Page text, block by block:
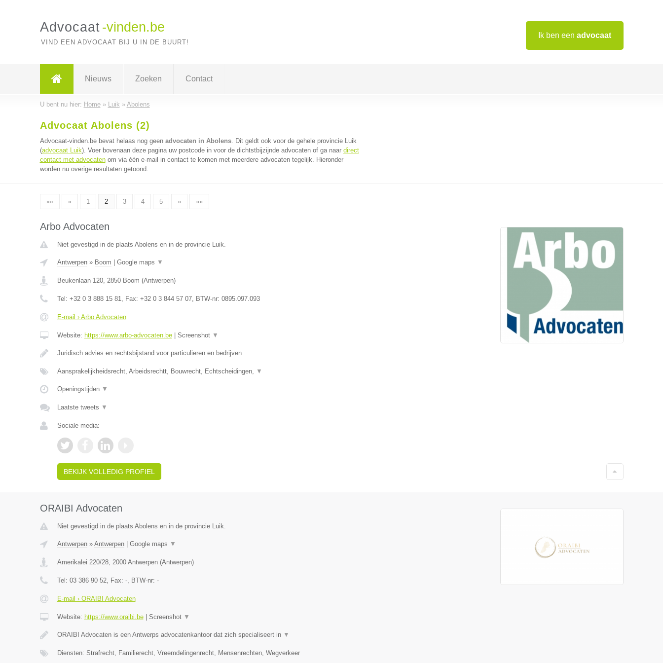
Ik ben een advocaat
Advocaat -vinden.be
VIND EEN ADVOCAAT BIJ U IN DE BUURT!
Nieuws Zoeken Contact
U bent nu hier: Home» Luik » Abolens
Advocaat Abolens (2)
Advocaat-vinden.be bevat helaas nog geen advocaten in Abolens. Dit geldt ook voor de gehele provincie Luik
(advocaat Luik). Voer bovenaan deze pagina uw postcode in voor de dichtstbijzijnde advocaten of ga naar direct
contact met advocatenom via één e-mail in contact te komen met meerdere advocaten tegelijk. Hieronder
worden nu overige resultaten getoond.
«« « 1 2 3 4 5 » »»
Arbo Advocaten
Niet gevestigd in de plaats Abolens en in de provincie Luik.
Antwerpen» Boom Google maps ▼
Beukenlaan 120, 2850 Boom (Antwerpen)
Tel: +32 0 3 888 15 81, Fax: +32 0 3 844 57 07, BTW-nr: 0895.097.093
E-mail › Arbo Advocaten
Website: https://www.arbo-advocaten.be| Screenshot ▼
Juridisch advies en rechtsbijstand voor particulieren en bedrijven
Aansprakelijkheidsrecht, Arbeidsrechtt, Bouwrecht, Echtscheidingen, ▼
Openingstijden ▼
Laatste tweets ▼
Sociale media:
BEKIJK VOLLEDIG PROFIEL
ORAIBI Advocaten
Niet gevestigd in de plaats Abolens en in de provincie Luik.
Antwerpen» Antwerpen| Google maps ▼
Amerikalei 220/28, 2000 Antwerpen(Antwerpen)
Tel: 03 386 90 52, Fax: -, BTW-nr: -
E-mail › ORAIBI Advocaten
Website: https://www.oraibi.be| Screenshot ▼
ORAIBI Advocaten is een Antwerps advocatenkantoor dat zich specialiseert in ▼
Diensten: Strafrecht, Familierecht, Vreemdelingenrecht, Mensenrechten, Wegverkeer